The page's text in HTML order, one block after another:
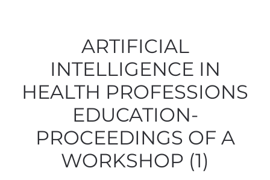
ARTIFICIAL
INTELLIGENCE IN
HEALTH PROFESSIONS
EDUCATION-
PROCEEDINGS OF A
WORKSHOP (1)